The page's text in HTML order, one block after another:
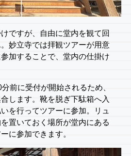
ですが、自由に堂内を観て回
妙立寺では拝観ツアーが用意
加することで、堂内の仕掛け
前に受付が開始されるため、
します。靴を脱ぎ下駄箱へ入
を行ってツアーに参加。リュ
置いておく場所が堂内にある
に参加できます。